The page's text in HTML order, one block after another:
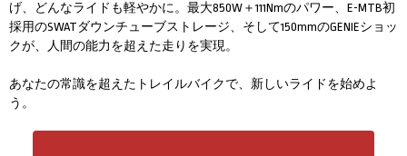
げ、どんなライドも軽やかに。最大850W＋111Nmのパワー、E-MTB初
採用のSWATダウンチューブストレージ、そして150mmのGENIEショッ
クが、人間の能力を超えた走りを実現。
あなたの常識を超えたトレイルバイクで、新しいライドを始めよ
う。